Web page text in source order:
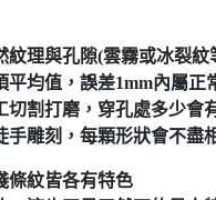
理與孔隙(雲霧或冰裂紋
均值，誤差1mm內屬正
割打磨，穿孔處多少會
雕刻，每顆形狀會不盡
紋皆各有特色